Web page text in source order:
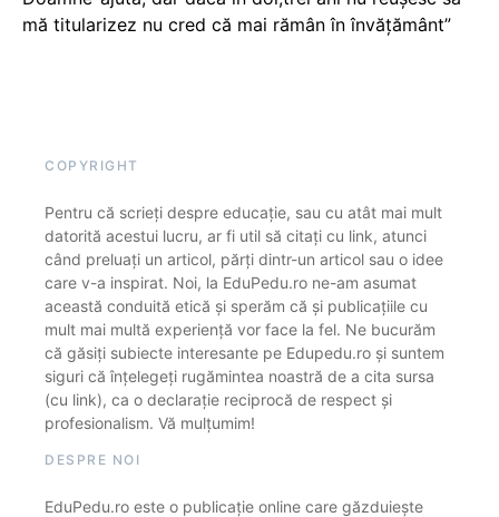
mă titularizez nu cred că mai rămân în învățământ”
COPYRIGHT
Pentru că scrieți despre educație, sau cu atât mai mult
datorită acestui lucru, ar fi util să citați cu link, atunci
când preluați un articol, părți dintr-un articol sau o idee
care v-a inspirat. Noi, la EduPedu.ro ne-am asumat
această conduită etică și sperăm că și publicațiile cu
mult mai multă experiență vor face la fel. Ne bucurăm
că găsiți subiecte interesante pe Edupedu.ro și suntem
siguri că înțelegeți rugămintea noastră de a cita sursa
(cu link), ca o declarație reciprocă de respect și
profesionalism. Vă mulțumim!
DESPRE NOI
EduPedu.ro este o publicație online care găzduiește